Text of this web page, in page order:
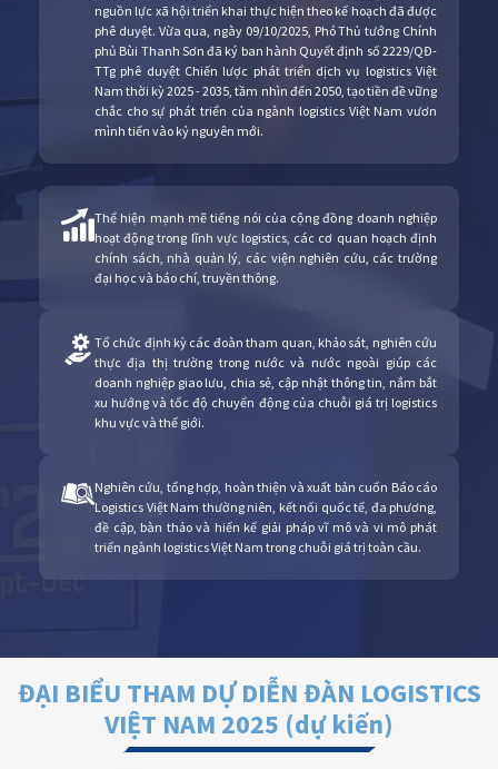
nguồn lực xã hội triển khai thực hiện theo kế hoạch đã được
phê duyệt. Vừa qua, ngày 09/10/2025, Phó Thủ tướng Chính
phủ Bùi Thanh Sơn đã ký ban hành Quyết định số 2229/QĐ-
TTg phê duyệt Chiến lược phát triển dịch vụ logistics Việt
Nam thời kỳ 2025 - 2035, tầm nhìn đến 2050, tạo tiền đề vững
chắc cho sự phát triển của ngành logistics Việt Nam vươn
mình tiến vào kỷ nguyên mới.
Thể hiện mạnh mẽ tiếng nói của cộng đồng doanh nghiệp
hoạt động trong lĩnh vực logistics, các cơ quan hoạch định
chính sách, nhà quản lý, các viện nghiên cứu, các trường
đại học và báo chí, truyền thông.
Tổ chức định kỳ các đoàn tham quan, khảo sát, nghiên cứu
thực địa thị trường trong nước và nước ngoài giúp các
doanh nghiệp giao lưu, chia sẻ, cập nhật thông tin, nắm bắt
xu hướng và tốc độ chuyển động của chuỗi giá trị logistics
khu vực và thế giới.
Nghiên cứu, tổng hợp, hoàn thiện và xuất bản cuốn Báo cáo
Logistics Việt Nam thường niên, kết nối quốc tế, đa phương,
đề cập, bàn thảo và hiến kế giải pháp vĩ mô và vi mô phát
triển ngành logistics Việt Nam trong chuỗi giá trị toàn cầu.
ĐẠI BIỂU THAM DỰ DIỄN ĐÀN LOGISTICS
VIỆT NAM 2025 (dự kiến)